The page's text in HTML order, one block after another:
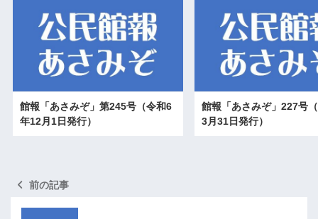
館報「あさみぞ」第245号（令和6
年12月1日発行）
館報「あさみぞ」227号
3月31日発行）
前の記事